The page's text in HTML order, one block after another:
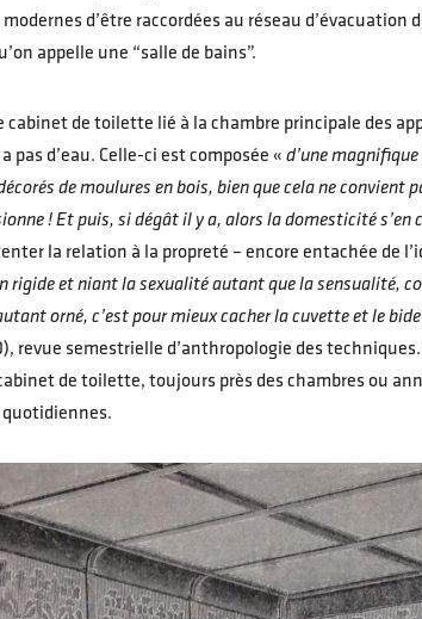
d’être raccordées au réseau
appelle une “salle de bains”.
cabinet de toilette lié à la chambre principale des
pas d’eau. Celle-ci est composée « d’une
de moulures en bois, bien que cela ne
! Et puis, si dégât il y a, alors la domesticité s’en
la relation à la propreté – encore entachée de
rigide et niant la sexualité autant que la sensualité,
orné, c’est pour mieux cacher la cuvette et le
revue semestrielle d’anthropologie des
de toilette, toujours près des chambres ou